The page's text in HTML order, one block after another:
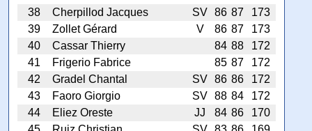
38
Cherpillod Jacques SV 86 87
173
39
Zollet Gérard V 86 87
173
40
Cassar Thierry 84 88
172
41
Frigerio Fabrice 85 87
172
42
Gradel Chantal SV 86 86
172
43
Faoro Giorgio SV 88 84
172
44
Eliez Oreste JJ 84 86
170